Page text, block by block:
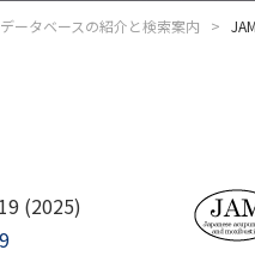
ータベースの紹介と検索案内
(2025)